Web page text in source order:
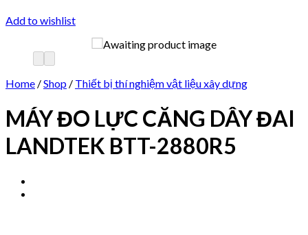
Add to wishlist
Home /Shop / Thiết bị thí nghiệm vật liệu xây dựng
MÁY ĐO LỰC CĂNG DÂY ĐAI
LANDTEK BTT-2880R5